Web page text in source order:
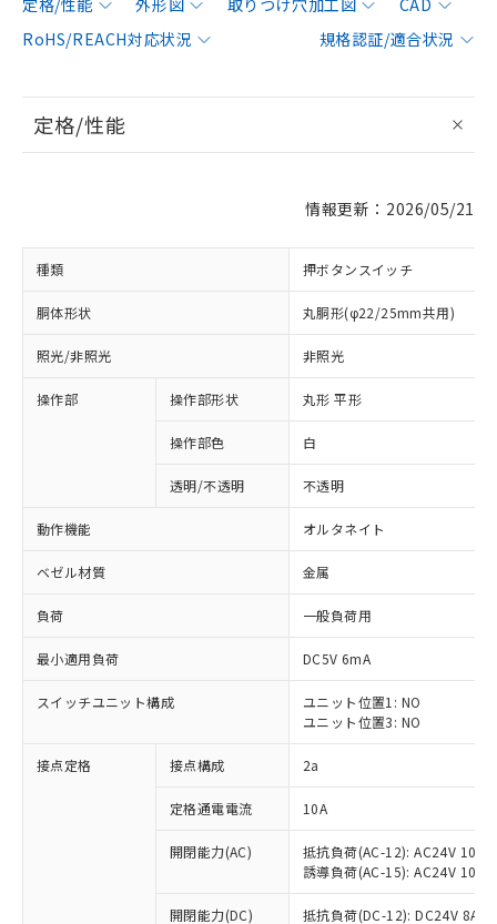
定格/性能 外形図 取りつけ穴加工図
CAD
RoHS/REACH対応状況
規格認証/適合状況
定格/性能
情報更新：2026/05/21
種類 押ボタンスイッチ
胴体形状 丸胴形(φ22/25mm共用)
照光/非照光 非照光
操作部 操作部形状 丸形 平形
操作部色 白
透明/不透明 不透明
動作機能 オルタネイト
ベゼル材質 金属
負荷 一般負荷用
最小適用負荷 DC5V 6mA
スイッチユニット構成
ユニット位置1: NO
ユニット位置3: NO
接点定格 接点構成 2a
定格通電電流 10A
開閉能力(AC)
抵抗負荷(AC-12): AC24V 10A/
誘導負荷(AC-15): AC24V
開閉能力(DC) 抵抗負荷(DC-12): DC24V 8A/
ご利用条件
※1 対応状況
対応済み：EU RoHS指令（10物質）の
非含有に対応した製品が提供可能な商品で
対応予定：EU RoHS指令（10物質）の非含
有に対応した製品に切り替える予定のある